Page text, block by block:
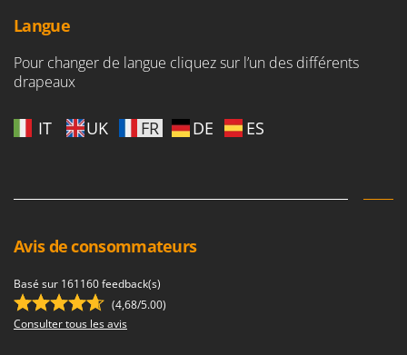
Simatech
Sirman
Skil
Smartwood
Solidur
Spiralmac
Spring Protezione
Spyro
Langue
Pour changer de langue cliquez sur l’un des différents
drapeaux
IT UK FR DE ES
Avis de consommateurs
Basé sur 161160 feedback(s)
(4,68/5.00)
Consulter tous les avis